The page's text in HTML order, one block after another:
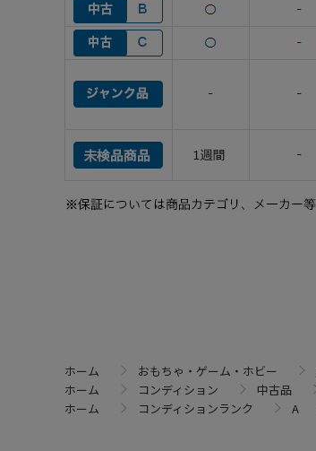
ホーム おもちゃ・ゲーム・ホビー
ホーム
コンディション 中古品
ホーム
コンディションランク A